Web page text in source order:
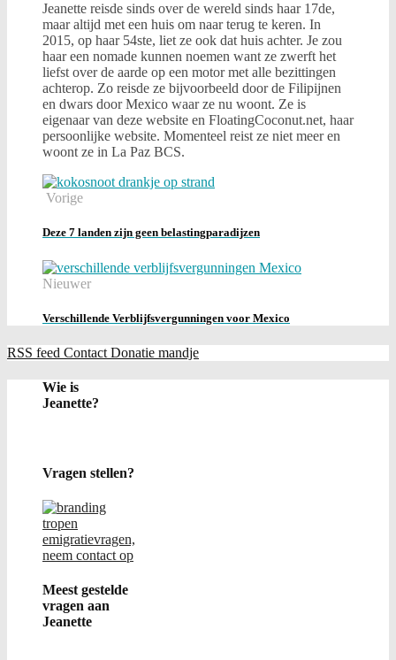
Jeanette reisde sinds over de wereld sinds haar 17de,
maar altijd met een huis om naar terug te keren. In
2015, op haar 54ste, liet ze ook dat huis achter. Je zou
haar een nomade kunnen noemen want ze zwerft het
liefst over de aarde op een motor met alle bezittingen
achterop. Zo reisde ze bijvoorbeeld door de Filipijnen
en dwars door Mexico waar ze nu woont. Ze is
eigenaar van deze website en FloatingCoconut.net, haar
persoonlijke website. Momenteel reist ze niet meer en
woont ze in La Paz BCS.
Vorige
Deze 7 landen zijn geen belastingparadijzen
Nieuwer
Verschillende Verblijfsvergunningen voor Mexico
RSS feed Contact Donatie mandje
Wie is
Jeanette?
Vragen stellen?
Meest gestelde
vragen aan
Jeanette